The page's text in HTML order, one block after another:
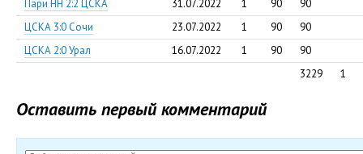
Пари НН 2:2 ЦСКА
31.07.2022 1 90
90
ЦСКА 3:0 Сочи
23.07.2022 1 90
90
ЦСКА 2:0 Урал
16.07.2022 1 90
90
3229
1
Оставить первый комментарий